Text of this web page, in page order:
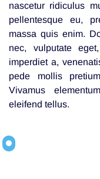
nascetur ridiculus
pellentesque eu,
massa quis enim.
nec, vulputate
imperdiet a,
pede mollis
Vivamus
eleifend tellus.